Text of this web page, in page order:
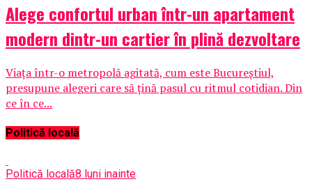
Alege confortul urban într-un apartament
modern dintr-un cartier în plină dezvoltare
Viața într-o metropolă agitată, cum este Bucureștiul,
presupune alegeri care să țină pasul cu ritmul cotidian. Din
ce în ce...
Politică locală
Politică locală8 luni inainte